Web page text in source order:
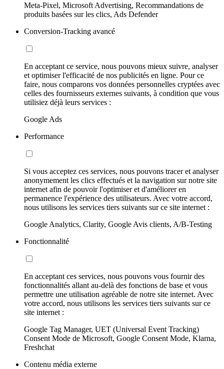
Meta-Pixel, Microsoft Advertising, Recommandations de
produits basées sur les clics, Ads Defender
Conversion-Tracking avancé
En acceptant ce service, nous pouvons mieux suivre, analyser
et optimiser l'efficacité de nos publicités en ligne. Pour ce
faire, nous comparons vos données personnelles cryptées avec
celles des fournisseurs externes suivants, à condition que vous
utilisiez déjà leurs services :
Google Ads
Performance
Si vous acceptez ces services, nous pouvons tracer et analyser
anonymement les clics effectués et la navigation sur notre site
internet afin de pouvoir l'optimiser et d'améliorer en
permanence l'expérience des utilisateurs. Avec votre accord,
nous utilisons les services tiers suivants sur ce site internet :
Google Analytics, Clarity, Google Avis clients, A/B-Testing
Fonctionnalité
En acceptant ces services, nous pouvons vous fournir des
fonctionnalités allant au-delà des fonctions de base et vous
permettre une utilisation agréable de notre site internet. Avec
votre accord, nous utilisons les services tiers suivants sur ce
site internet :
Google Tag Manager, UET (Universal Event Tracking)
Consent Mode de Microsoft, Google Consent Mode, Klarna,
Freshchat
Contenu média externe